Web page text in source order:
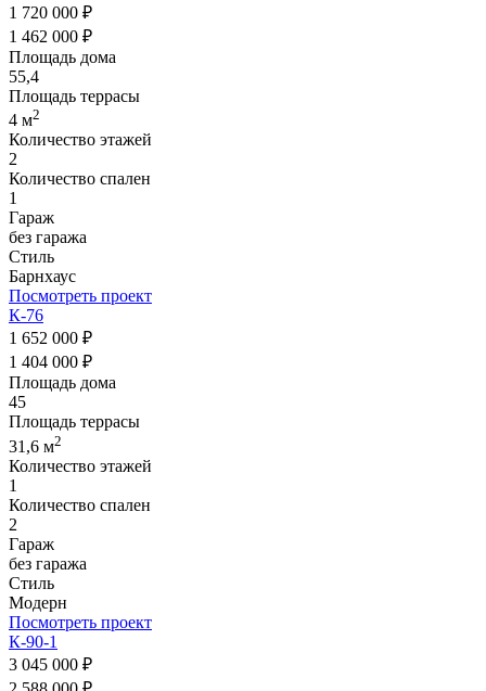
1 720 000 ₽
1 462 000 ₽
Площадь дома
55,4
Площадь террасы
4 м2
Количество этажей
2
Количество спален
1
Гараж
без гаража
Стиль
Барнхаус
Посмотреть проект
К-76
1 652 000 ₽
1 404 000 ₽
Площадь дома
45
Площадь террасы
31,6 м2
Количество этажей
1
Количество спален
2
Гараж
без гаража
Стиль
Модерн
Посмотреть проект
К-90-1
3 045 000 ₽